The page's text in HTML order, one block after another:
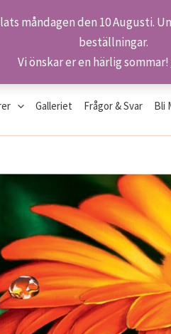
måndagen den 10
beställningar.
Vi önskar er en härlig sommar!
Galleriet Frågor & Svar Bli